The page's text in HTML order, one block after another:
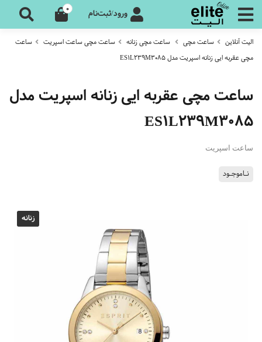
ورود/ثبت‌نام 0
الیت آنلاین ساعت مچی ساعت مچی زنانه ساعت مچی ساعت اسپریت
ساعت
مچی عقربه ایی زنانه اسپریت مدل ES1L239M3085
ساعت مچی عقربه ایی زنانه اسپریت مدل
ES1L239M3085
ساعت اسپریت
نـاموجـود
زنانه